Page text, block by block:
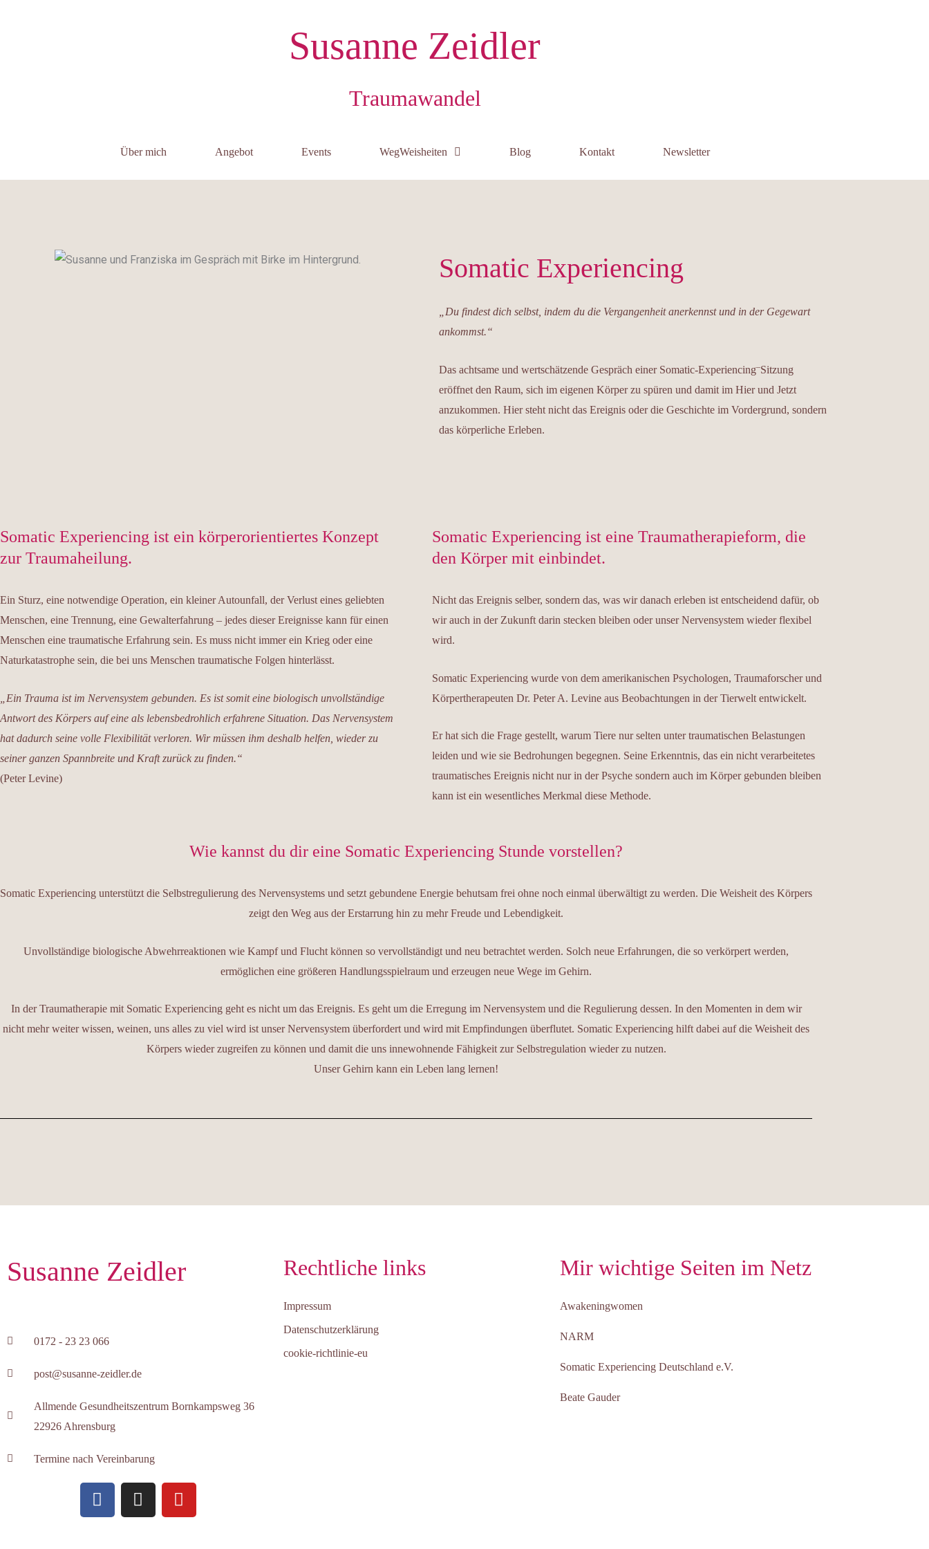
Susanne Zeidler
Traumawandel
Über mich Angebot Events WegWeisheiten Blog Kontakt Newsletter
Somatic Experiencing
„Du findest dich selbst, indem du die Vergangenheit anerkennst und in der Gegewart
ankommst.“
Das achtsame und wertschätzende Gespräch einer Somatic-Experiencing–Sitzung
eröffnet den Raum, sich im eigenen Körper zu spüren und damit im Hier und Jetzt
anzukommen. Hier steht nicht das Ereignis oder die Geschichte im Vordergrund, sondern
das körperliche Erleben.
Somatic Experiencing ist ein körperorientiertes Konzept
zur Traumaheilung.
Ein Sturz, eine notwendige Operation, ein kleiner Autounfall, der Verlust eines geliebten
Menschen, eine Trennung, eine Gewalterfahrung – jedes dieser Ereignisse kann für einen
Menschen eine traumatische Erfahrung sein. Es muss nicht immer ein Krieg oder eine
Naturkatastrophe sein, die bei uns Menschen traumatische Folgen hinterlässt.
„Ein Trauma ist im Nervensystem gebunden. Es ist somit eine biologisch unvollständige
Antwort des Körpers auf eine als lebensbedrohlich erfahrene Situation. Das Nervensystem
hat dadurch seine volle Flexibilität verloren. Wir müssen ihm deshalb helfen, wieder zu
seiner ganzen Spannbreite und Kraft zurück zu finden.“
(Peter Levine)
Somatic Experiencing ist eine Traumatherapieform, die
den Körper mit einbindet.
Nicht das Ereignis selber, sondern das, was wir danach erleben ist entscheidend dafür, ob
wir auch in der Zukunft darin stecken bleiben oder unser Nervensystem wieder flexibel
wird.
Somatic Experiencing wurde von dem amerikanischen Psychologen, Traumaforscher und
Körpertherapeuten Dr. Peter A. Levine aus Beobachtungen in der Tierwelt entwickelt.
Er hat sich die Frage gestellt, warum Tiere nur selten unter traumatischen Belastungen
leiden und wie sie Bedrohungen begegnen. Seine Erkenntnis, das ein nicht verarbeitetes
traumatisches Ereignis nicht nur in der Psyche sondern auch im Körper gebunden bleiben
kann ist ein wesentliches Merkmal diese Methode.
Wie kannst du dir eine Somatic Experiencing Stunde vorstellen?
Somatic Experiencing unterstützt die Selbstregulierung des Nervensystems und setzt gebundene Energie behutsam frei ohne noch einmal überwältigt zu werden. Die Weisheit des Körpers
zeigt den Weg aus der Erstarrung hin zu mehr Freude und Lebendigkeit.
Unvollständige biologische Abwehrreaktionen wie Kampf und Flucht können so vervollständigt und neu betrachtet werden. Solch neue Erfahrungen, die so verkörpert werden,
ermöglichen eine größeren Handlungsspielraum und erzeugen neue Wege im Gehirn.
In der Traumatherapie mit Somatic Experiencing geht es nicht um das Ereignis. Es geht um die Erregung im Nervensystem und die Regulierung dessen. In den Momenten in dem wir
nicht mehr weiter wissen, weinen, uns alles zu viel wird ist unser Nervensystem überfordert und wird mit Empfindungen überflutet. Somatic Experiencing hilft dabei auf die Weisheit des
Körpers wieder zugreifen zu können und damit die uns innewohnende Fähigkeit zur Selbstregulation wieder zu nutzen.
Unser Gehirn kann ein Leben lang lernen!
Susanne Zeidler
0172 - 23 23 066
post@susanne-zeidler.de
Allmende Gesundheitszentrum Bornkampsweg 36
22926 Ahrensburg
Termine nach Vereinbarung
F
a
I
n
Y
o
Rechtliche links
Impressum
Datenschutzerklärung
cookie-richtlinie-eu
Mir wichtige Seiten im Netz
Awakeningwomen
NARM
Somatic Experiencing Deutschland e.V.
Beate Gauder